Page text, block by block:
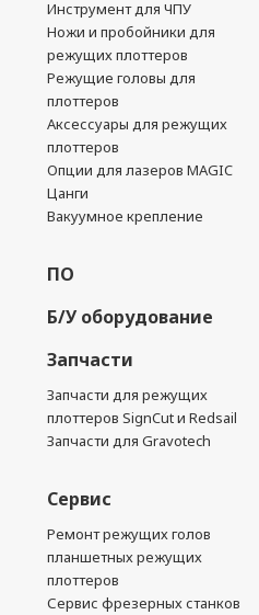
Инструмент для ЧПУ
Ножи и пробойники для
режущих плоттеров
Режущие головы для
плоттеров
Аксессуары для режущих
плоттеров
Опции для лазеров MAGIC
Цанги
Вакуумное крепление
ПО
Б/У оборудование
Запчасти
Запчасти для режущих
плоттеров SignCut и Redsail
Запчасти для Gravotech
Сервис
Ремонт режущих голов
планшетных режущих
плоттеров
Сервис фрезерных станков